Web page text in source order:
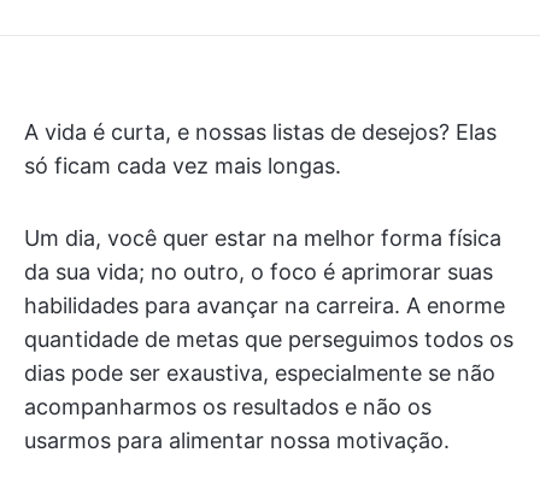
A vida é curta, e nossas listas de desejos? Elas
só ficam cada vez mais longas.
Um dia, você quer estar na melhor forma física
da sua vida; no outro, o foco é aprimorar suas
habilidades para avançar na carreira. A enorme
quantidade de metas que perseguimos todos os
dias pode ser exaustiva, especialmente se não
acompanharmos os resultados e não os
usarmos para alimentar nossa motivação.